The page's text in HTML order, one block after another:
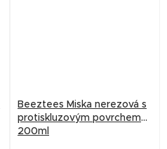
Beeztees Miska nerezová s
protiskluzovým povrchem
200ml